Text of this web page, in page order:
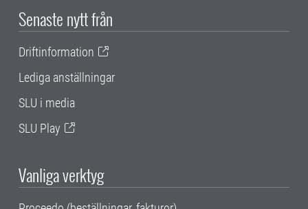
Senaste nytt från
Driftinformation
Lediga anställningar
SLU i media
SLU Play
Vanliga verktyg